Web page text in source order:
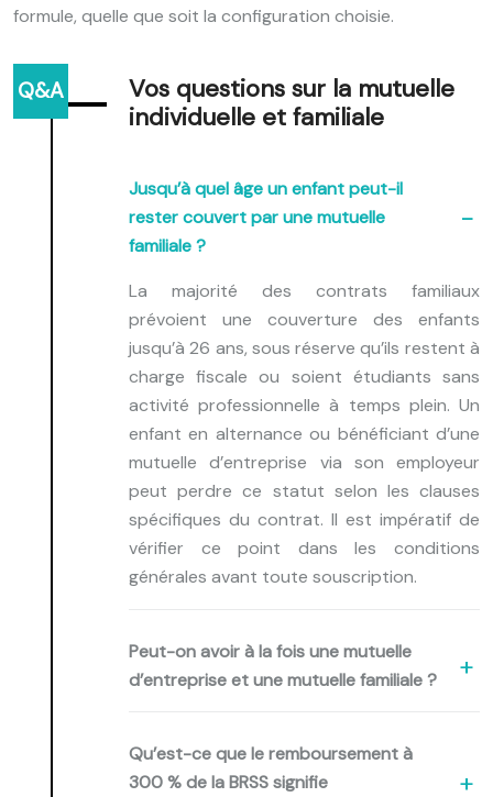
formule, quelle que soit la configuration choisie.
Vos questions sur la mutuelle
individuelle et familiale
Jusqu’à quel âge un enfant peut-il
rester couvert par une mutuelle
familiale ?
La majorité des contrats familiaux
prévoient une couverture des enfants
jusqu’à 26 ans, sous réserve qu’ils restent à
charge fiscale ou soient étudiants sans
activité professionnelle à temps plein. Un
enfant en alternance ou bénéficiant d’une
mutuelle d’entreprise via son employeur
peut perdre ce statut selon les clauses
spécifiques du contrat. Il est impératif de
vérifier ce point dans les conditions
générales avant toute souscription.
Peut-on avoir à la fois une mutuelle
d’entreprise et une mutuelle familiale ?
Qu’est-ce que le remboursement à
300 % de la BRSS signifie